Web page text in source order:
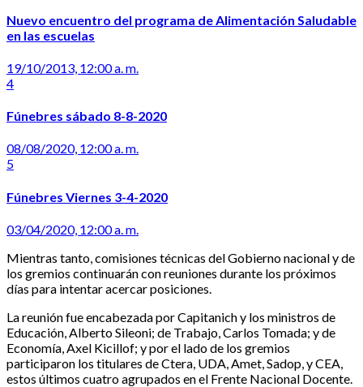
Nuevo encuentro del programa de Alimentación Saludable
en las escuelas
19/10/2013, 12:00 a. m.
4
Fúnebres sábado 8-8-2020
08/08/2020, 12:00 a. m.
5
Fúnebres Viernes 3-4-2020
03/04/2020, 12:00 a. m.
Mientras tanto, comisiones técnicas del Gobierno nacional y de
los gremios continuarán con reuniones durante los próximos
días para intentar acercar posiciones.
La reunión fue encabezada por Capitanich y los ministros de
Educación, Alberto Sileoni; de Trabajo, Carlos Tomada; y de
Economía, Axel Kicillof; y por el lado de los gremios
participaron los titulares de Ctera, UDA, Amet, Sadop, y CEA,
estos últimos cuatro agrupados en el Frente Nacional Docente.